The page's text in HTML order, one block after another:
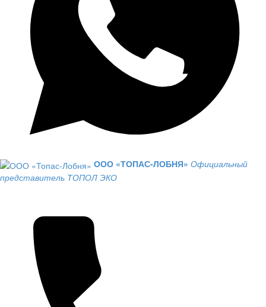
ООО «ТОПАС-ЛОБНЯ» Официальный
представитель ТОПОЛ ЭКО